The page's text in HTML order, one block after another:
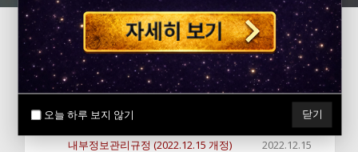
공지사항 공고
내부정보관리규정 (2022.12.15 개정)
2022.12.15
오늘 하루 보지 않기 닫기